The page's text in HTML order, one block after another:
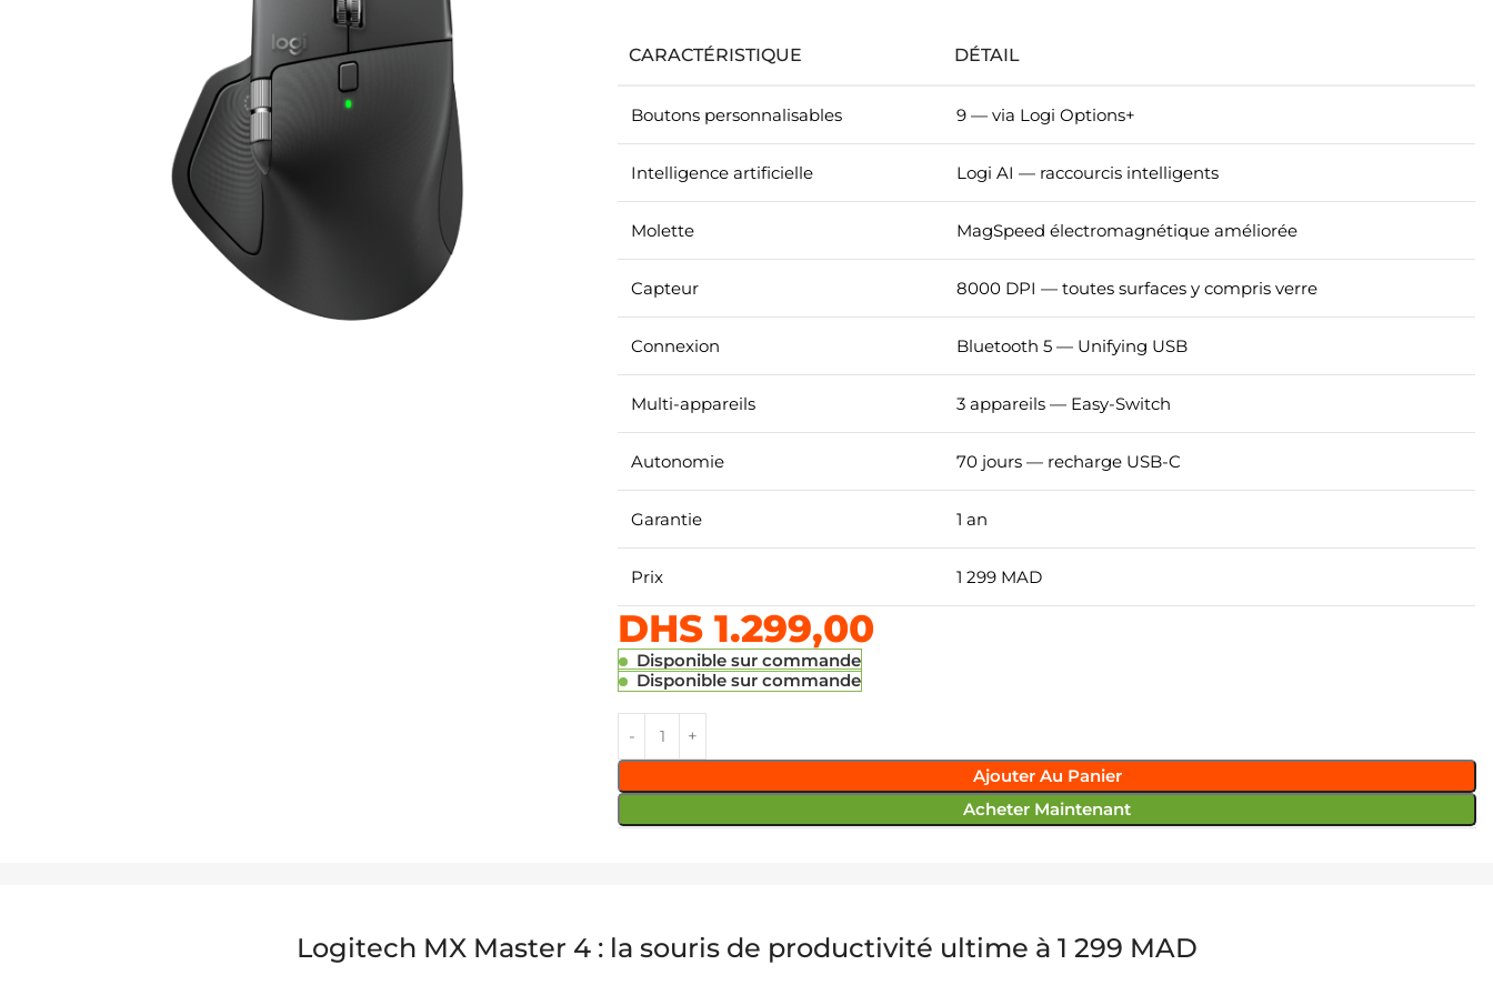
CARACTÉRISTIQUE DÉTAIL
Boutons personnalisables 9 — via Logi Options+
Intelligence artificielle Logi AI — raccourcis intelligents
Molette MagSpeed électromagnétique améliorée
Capteur 8000 DPI — toutes surfaces y compris verre
Connexion Bluetooth 5 — Unifying USB
Multi-appareils 3 appareils — Easy-Switch
Autonomie 70 jours — recharge USB-C
Garantie 1 an
Prix 1 299 MAD
DHS 1.299,00
Disponible sur commande
Disponible sur commande
Ajouter Au Panier
Acheter Maintenant
Logitech MX Master 4 : la souris de productivité ultime à 1 299 MAD